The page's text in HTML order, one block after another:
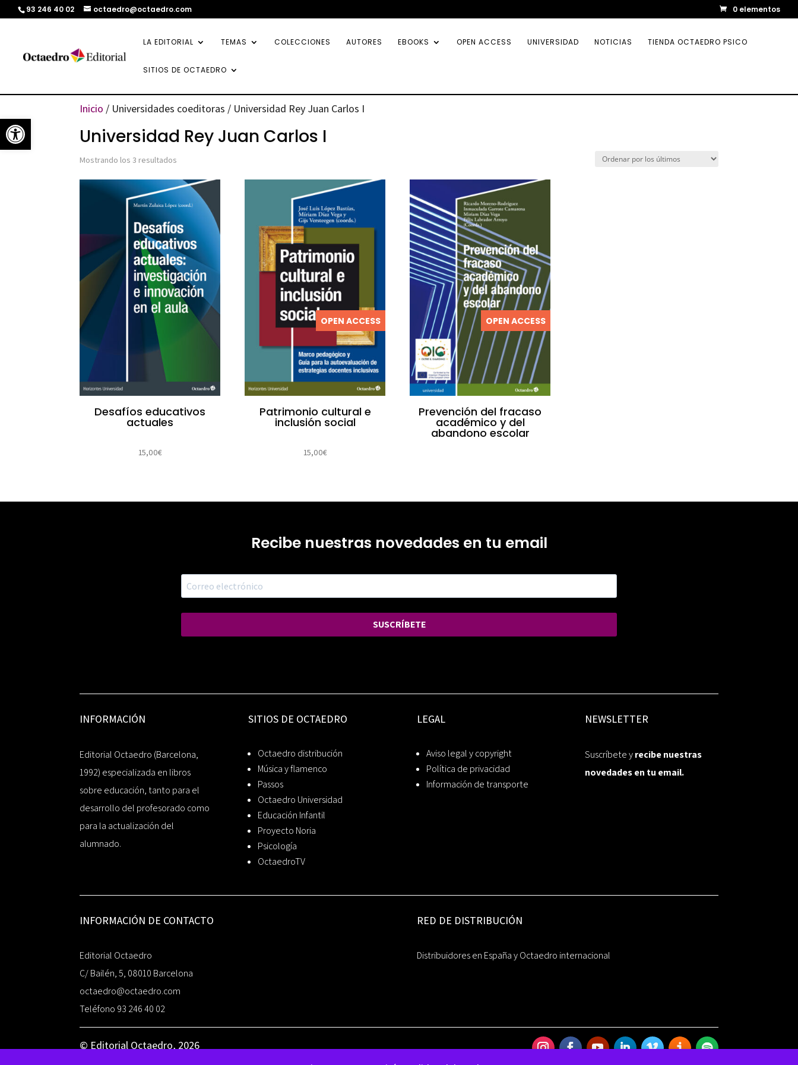
Abrir barra de herramientas
93 246 40 02 octaedro@octaedro.com 0 elementos
LA EDITORIAL TEMAS COLECCIONES AUTORES EBOOKS OPEN ACCESS UNIVERSIDAD NOTICIAS TIENDA OCTAEDRO PSICO
SITIOS DE OCTAEDRO
Inicio / Universidades coeditoras / Universidad Rey Juan Carlos I
Universidad Rey Juan Carlos I
Mostrando los 3 resultados
por
últimos
Desafíos educativos
actuales
15,00€
OPEN ACCESS
Patrimonio cultural e
inclusión social
15,00€
OPEN ACCESS
Prevención del fracaso
académico y del
abandono escolar
Recibe nuestras novedades en tu email
SUSCRÍBETE
INFORMACIÓN
Editorial Octaedro (Barcelona,
1992) especializada en libros
sobre educación, tanto para el
desarrollo del profesorado como
para la actualización del
alumnado.
SITIOS DE OCTAEDRO
Octaedro distribución
Música y flamenco
Passos
Octaedro Universidad
Educación Infantil
Proyecto Noria
Psicología
OctaedroTV
LEGAL
Aviso legal y copyright
Política de privacidad
Información de transporte
NEWSLETTER
Suscríbete yrecibe nuestras
novedades en tu email.
INFORMACIÓN DE CONTACTO
Editorial Octaedro
C/ Bailén, 5, 08010 Barcelona
octaedro@octaedro.com
Teléfono 93 246 40 02
RED DE DISTRIBUCIÓN
Distribuidores en España y Octaedro internacional
© Editorial Octaedro, 2026